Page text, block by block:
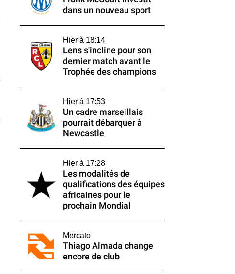
dans un nouveau sport
Hier à 18:14
Lens s'incline pour son
dernier match avant le
Trophée des champions
Hier à 17:53
Un cadre marseillais
pourrait débarquer à
Newcastle
Hier à 17:28
Les modalités de
qualifications des équipes
africaines pour le
prochain Mondial
Mercato
Thiago Almada change
encore de club